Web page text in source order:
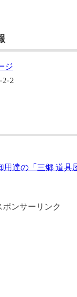
ジ
2-2
達の「三郷 道具
ポンサーリンク